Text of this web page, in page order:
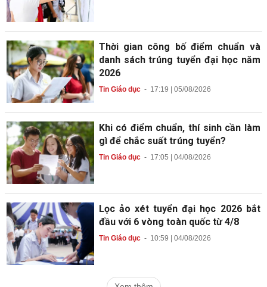
Thời gian công bố điểm chuẩn và
danh sách trúng tuyển đại học năm
2026
Tin Giáo dục- 17:19 | 05/08/2026
Khi có điểm chuẩn, thí sinh cần làm
gì để chắc suất trúng tuyển?
Tin Giáo dục- 17:05 | 04/08/2026
Lọc ảo xét tuyển đại học 2026 bắt
đầu với 6 vòng toàn quốc từ 4/8
Tin Giáo dục- 10:59 | 04/08/2026